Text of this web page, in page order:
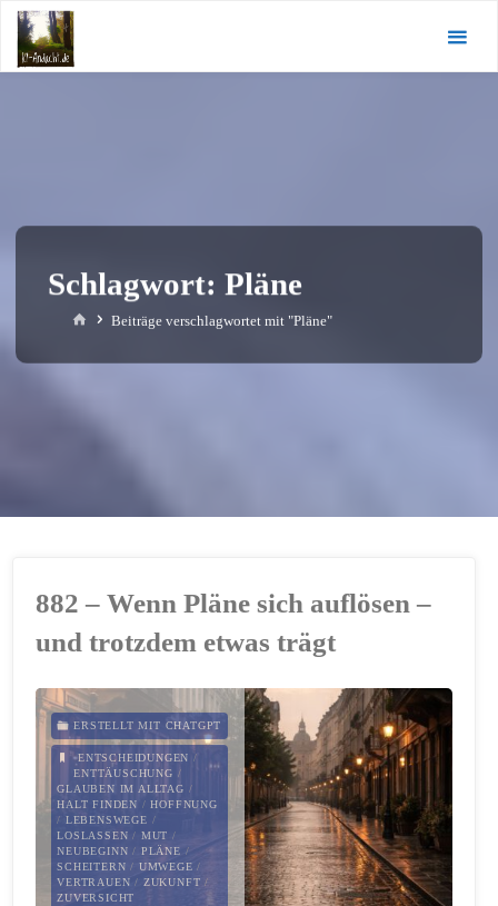
Zum
Inhalt
springen
Schlagwort:Pläne
StartBeiträge verschlagwortet mit "Pläne"
882 – Wenn Pläne sich auflösen –
und trotzdem etwas trägt
ERSTELLT MIT CHATGPT
ENTSCHEIDUNGEN /
ENTTÄUSCHUNG /
GLAUBEN IM ALLTAG /
HALT FINDEN /HOFFNUNG
/ LEBENSWEGE /
LOSLASSEN / MUT /
NEUBEGINN / PLÄNE /
SCHEITERN / UMWEGE /
VERTRAUEN / ZUKUNFT /
ZUVERSICHT